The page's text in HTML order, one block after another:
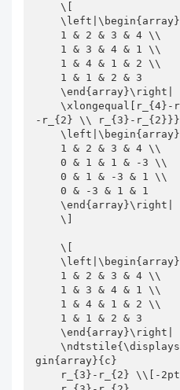
    \[
    \left|\begin{array}{cccc}
    \end{array}\right|
    \xlongequal[r_{4}-r_{3}]{\substack{r_{3}
-r_{2} \\ r_{3}-r_{2}}}
    \left|\begin{array}{cccc}
    0 & 1 & 1 & -3 \\
    0 & 1 & -3 & 1 \\
    0 & -3 & 1 & 1
    \end{array}\right|
    \]
    \[
    \left|\begin{array}{cccc}
    \end{array}\right|
    \ndtstile{\displaystyle r_{4}-r_{3}}{\be
gin{array}{c}